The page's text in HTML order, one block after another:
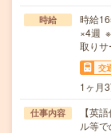
時給
時給
×4週
取りサ
交
1ヶ月
仕事内容
【英
ル等